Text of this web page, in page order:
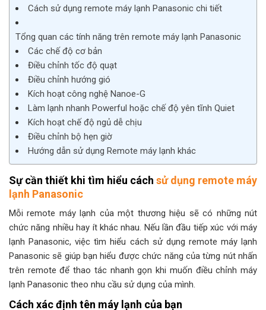
Cách sử dụng remote máy lạnh Panasonic chi tiết
Tổng quan các tính năng trên remote máy lạnh Panasonic
Các chế độ cơ bản
Điều chỉnh tốc độ quạt
Điều chỉnh hướng gió
Kích hoạt công nghệ Nanoe-G
Làm lạnh nhanh Powerful hoặc chế độ yên tĩnh Quiet
Kích hoạt chế độ ngủ dễ chịu
Điều chỉnh bộ hẹn giờ
Hướng dẫn sử dụng Remote máy lạnh khác
Sự cần thiết khi tìm hiểu cách sử dụng remote máy
lạnh Panasonic
Mỗi remote máy lạnh của một thương hiệu sẽ có những nút
chức năng nhiều hay ít khác nhau. Nếu lần đầu tiếp xúc với máy
lạnh Panasonic, việc tìm hiểu cách sử dụng remote máy lạnh
Panasonic sẽ giúp bạn hiểu được chức năng của từng nút nhấn
trên remote để thao tác nhanh gọn khi muốn điều chỉnh máy
lạnh Panasonic theo nhu cầu sử dụng của mình.
Cách xác định tên máy lạnh của bạn